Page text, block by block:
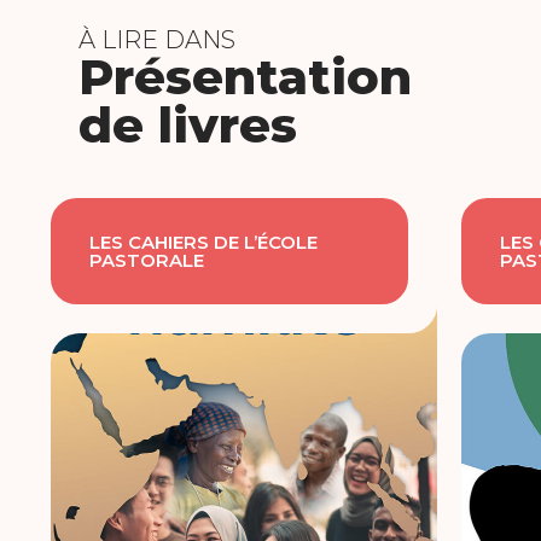
À LIRE DANS
Présentation
de livres
LES CAHIERS DE L’ÉCOLE
PASTORALE
LES